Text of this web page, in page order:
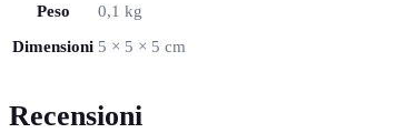
Peso
0,1 kg
Dimensioni 5 × 5 × 5 cm
Recensioni